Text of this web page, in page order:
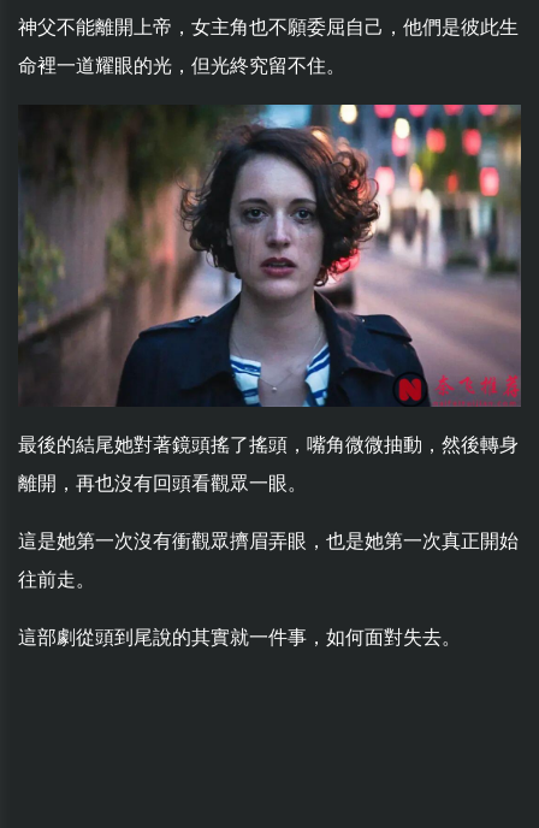
神父不能離開上帝，女主角也不願委屈自己，他們是彼此生
命裡一道耀眼的光，但光終究留不住。
最後的結尾她對著鏡頭搖了搖頭，嘴角微微抽動，然後轉身
離開，再也沒有回頭看觀眾一眼。
這是她第一次沒有衝觀眾擠眉弄眼，也是她第一次真正開始
往前走。
這部劇從頭到尾說的其實就一件事，如何面對失去。